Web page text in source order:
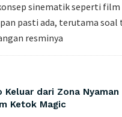
sinematik seperti film
pasti ada, terutama soal
resminya
Keluar dari Zona Nyaman
Ketok Magic